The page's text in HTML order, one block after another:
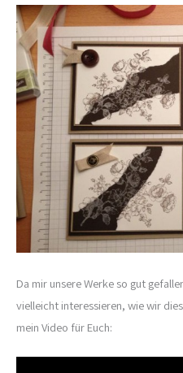
Da mir unsere Werke so gut
vielleicht interessieren, wie wir
mein Video für Euch: